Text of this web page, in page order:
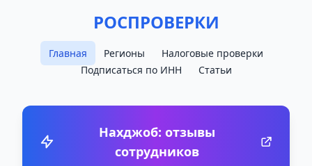
РОСПРОВЕРКИ
Главная Регионы
Налоговые проверки
Подписаться по ИНН
Статьи
Нахджоб: отзывы
сотрудников